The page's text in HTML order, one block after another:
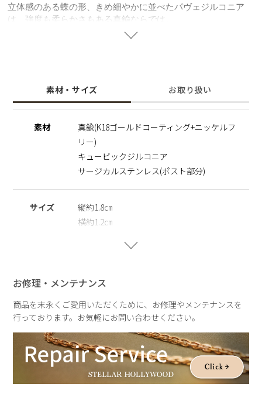
立体感のある蝶の形、きめ細やかに並べたパヴェジルコニア
は、強度も柔らかさもある真鍮ならでは。
K18ゴールドコーティングのやさしいツヤ感が、トップの蝶に
変化・成長を象徴する蝶モチーフは、あなたに寄り添いそっと
ニッケルフリーのやさしい素材で大切な人へのプレゼントに
も、自分へのご褒美にもおすすめです。
※サージカルステンレス
医療用器具に使われている合金です。表面が特殊な膜で覆われ
ており、皮膚や汗に触れてもイオン化して溶け出しにくい素材
を指します。
金属製のアクセサリーに含まれるニッケルで引き起こるアレル
素材・サイズ お取り扱い
素材
真鍮(K18ゴールドコーティング+ニッケルフ
リー)
キュービックジルコニア
サージカルステンレス(ポスト部分)
サイズ
縦約1.8㎝
横約1.2㎝
モチーフ(中)：約0.6×0.7㎝
重さ 片耳：約0.8g
お修理・メンテナンス
商品を末永くご愛用いただくために、お修理やメンテナンスを
行っております。お気軽にお問い合わせください。